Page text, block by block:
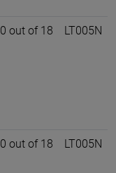
0 out of 18 LT005N
0 out of 18 LT005N